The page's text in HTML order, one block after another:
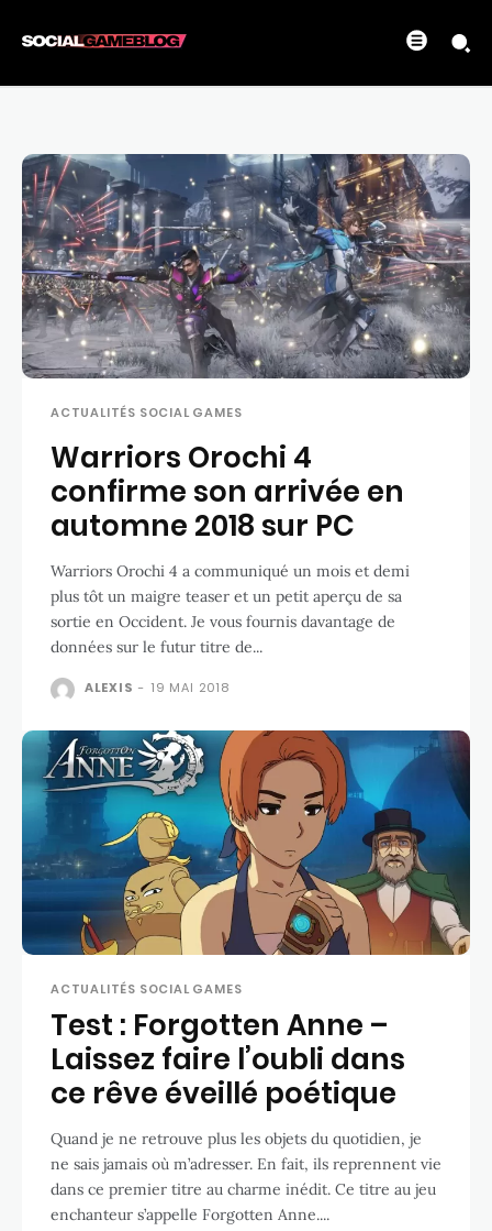
ACTUALITÉS SOCIAL GAMES
Warriors Orochi 4
confirme son arrivée en
automne 2018 sur PC
Warriors Orochi 4 a communiqué un mois et demi
plus tôt un maigre teaser et un petit aperçu de sa
sortie en Occident. Je vous fournis davantage de
données sur le futur titre de...
ALEXIS - 19 MAI 2018
ACTUALITÉS SOCIAL GAMES
Test : Forgotten Anne –
Laissez faire l’oubli dans
ce rêve éveillé poétique
Quand je ne retrouve plus les objets du quotidien, je
ne sais jamais où m’adresser. En fait, ils reprennent vie
dans ce premier titre au charme inédit. Ce titre au jeu
enchanteur s’appelle Forgotten Anne....